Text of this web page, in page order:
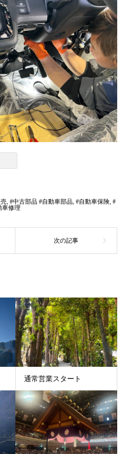
, #中古部品 #自動車部品, #自動車保険, #
車修理
通常営業スタート